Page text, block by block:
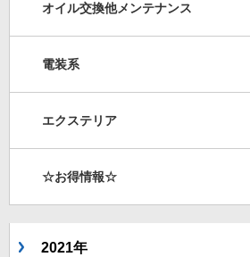
オイル交換他メンテナンス
電装系
エクステリア
☆お得情報☆
2021年